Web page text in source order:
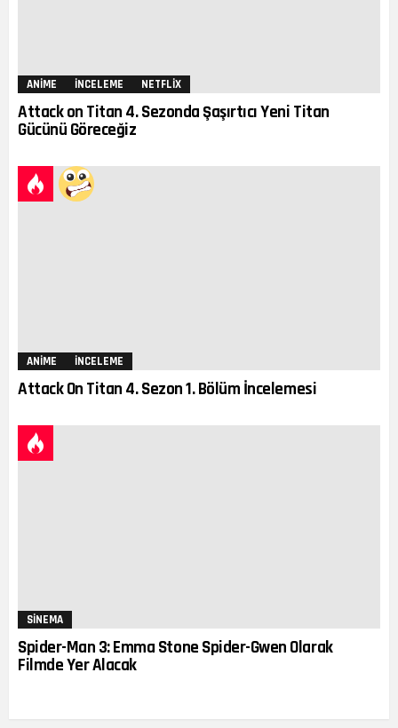
ANIME İNCELEME NETFLIX
Attack on Titan 4. Sezonda Şaşırtıcı Yeni Titan
Gücünü Göreceğiz
ANIME İNCELEME
Attack On Titan 4. Sezon 1. Bölüm İncelemesi
SINEMA
Spider-Man 3: Emma Stone Spider-Gwen Olarak
Filmde Yer Alacak